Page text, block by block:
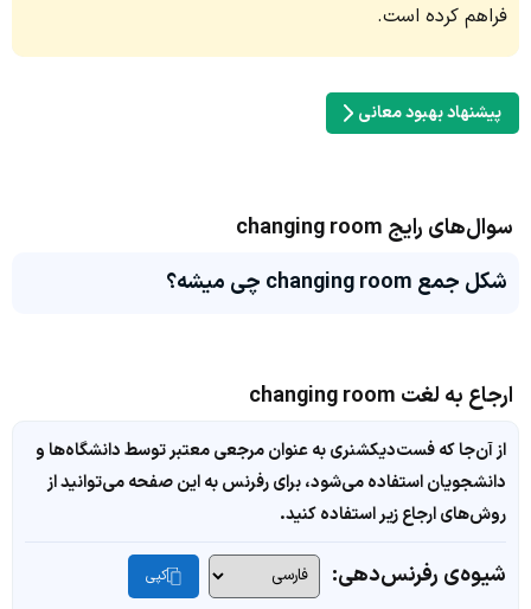
فراهم کرده است.
پیشنهاد بهبود معانی
سوال‌های رایج changing room
شکل جمع changing room چی میشه؟
ارجاع به لغت changing room
از آن‌جا که فست‌دیکشنری به عنوان مرجعی معتبر توسط دانشگاه‌ها و
دانشجویان استفاده می‌شود، برای رفرنس به این صفحه می‌توانید از
روش‌های ارجاع زیر استفاده کنید.
شیوه‌ی رفرنس‌دهی: کپی